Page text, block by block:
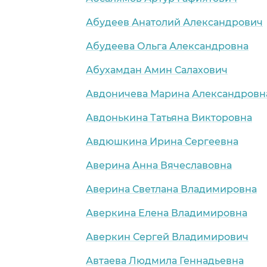
Абудеев Анатолий Александрович
Абудеева Ольга Александровна
Абухамдан Амин Салахович
Авдоничева Марина
Авдонькина Татьяна Викторовна
Авдюшкина Ирина Сергеевна
Аверина Анна Вячеславовна
Аверина Светлана Владимировна
Аверкина Елена Владимировна
Аверкин Сергей Владимирович
Автаева Людмила Геннадьевна